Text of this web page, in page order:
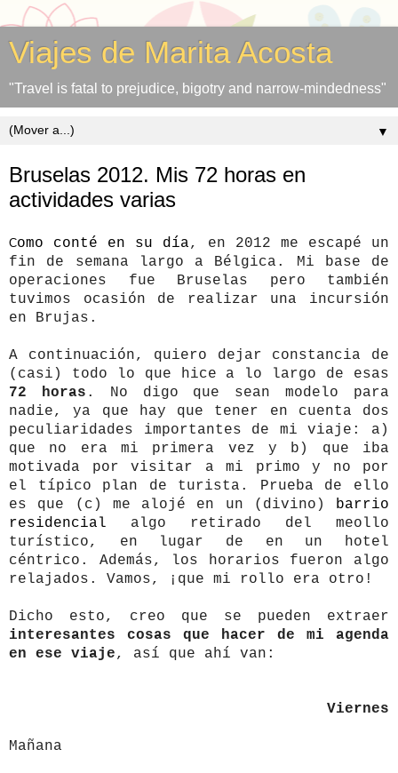
Viajes de Marita Acosta
"Travel is fatal to prejudice, bigotry and narrow-mindedness"
▼
Bruselas 2012. Mis 72 horas en
actividades varias
Como conté en su día, en 2012 me escapé un
fin de semana largo a Bélgica. Mi base de
operaciones fue Bruselas pero también
tuvimos ocasión de realizar una incursión
en Brujas.
A continuación, quiero dejar constancia de
(casi) todo lo que hice a lo largo de esas
72 horas . No digo que sean modelo para
nadie, ya que hay que tener en cuenta dos
peculiaridades importantes de mi viaje: a)
que no era mi primera vez y b) que iba
motivada por visitar a mi primo y no por
el típico plan de turista. Prueba de ello
es que (c) me alojé en un (divino) barrio
residencial algo retirado del meollo
turístico, en lugar de en un hotel
céntrico. Además, los horarios fueron algo
relajados. Vamos, ¡que mi rollo era otro!
Dicho esto, creo que se pueden extraer
interesantes cosas que hacer de mi agenda
en ese viaje, así que ahí van:
Viernes
Mañana